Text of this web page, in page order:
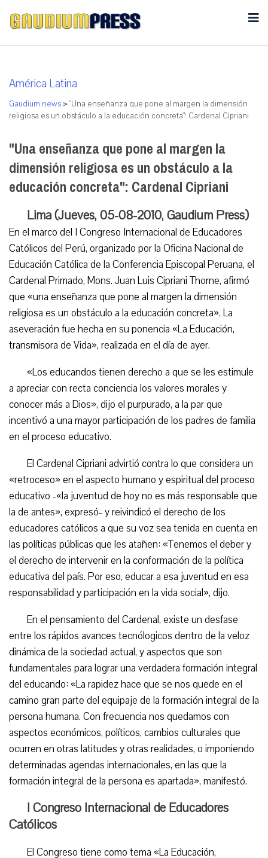
América Latina
Gaudium news >"Una enseñanza que pone al margen la dimensión
religiosa es un obstáculo a la educación concreta": Cardenal Cipriani
"Una enseñanza que pone al margen la
dimensión religiosa es un obstáculo a la
educación concreta": Cardenal Cipriani
Lima (Jueves, 05-08-2010, Gaudium Press)
En el marco del I Congreso Internacional de Educadores
Católicos del Perú, organizado por la Oficina Nacional de
Educación Católica de la Conferencia Episcopal Peruana, el
Cardenal Primado, Mons. Juan Luis Cipriani Thorne, afirmó
que «una enseñanza que pone al margen la dimensión
religiosa es un obstáculo a la educación concreta». La
aseveración fue hecha en su ponencia «La Educación,
transmisora de Vida», realizada en el día de ayer.
«Los educandos tienen derecho a que se les estimule
a apreciar con recta conciencia los valores morales y
conocer más a Dios», dijo el purpurado, a la par que
incentivó a una mayor participación de los padres de familia
en el proceso educativo.
El Cardenal Cipriani advirtió contra lo que considera un
«retroceso» en el aspecto humano y espiritual del proceso
educativo -«la juventud de hoy no es más responsable que
la de antes», expresó- y reivindicó el derecho de los
educadores católicos a que su voz sea tenida en cuenta en
las políticas públicas que les atañen: «Tenemos el deber y
el derecho de intervenir en la conformación de la política
educativa del país. Por eso, educar a esa juventud en esa
responsabilidad y participación en la vida social», dijo.
En el pensamiento del Cardenal, existe un desfase
entre los rápidos avances tecnólogicos dentro de la veloz
dinámica de la sociedad actual, y aspectos que son
fundamentales para lograr una verdadera formación integral
del educando: «La rapidez hace que se nos quede en el
camino gran parte del equipaje de la formación integral de la
persona humana. Con frecuencia nos quedamos con
aspectos económicos, políticos, cambios culturales que
ocurren en otras latitudes y otras realidades, o imponiendo
determinadas agendas internacionales, en las que la
formación integral de la persona es apartada», manifestó.
I Congreso Internacional de Educadores
Católicos
El Congreso tiene como tema «La Educación,